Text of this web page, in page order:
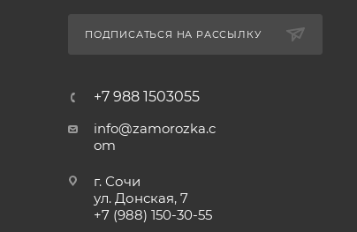
ПОДПИСАТЬСЯ НА РАССЫЛКУ
+7 988 1503055
info@zamorozka.c
om
г. Сочи
ул. Донская, 7
+7 (988) 150-30-55